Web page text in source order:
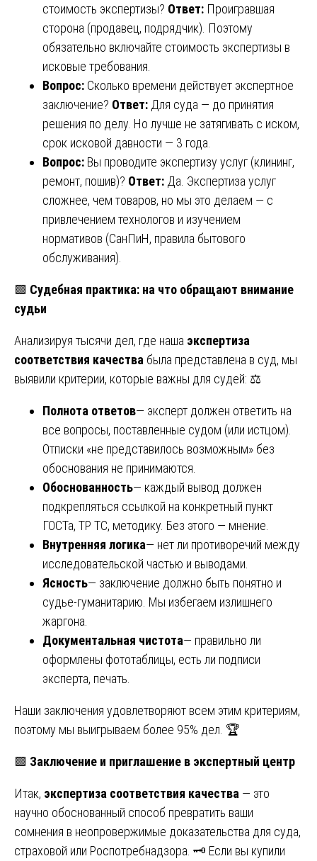
стоимость экспертизы? Ответ: Проигравшая
сторона (продавец, подрядчик). Поэтому
обязательно включайте стоимость экспертизы в
исковые требования.
Вопрос: Сколько времени действует экспертное
заключение? Ответ: Для суда — до принятия
решения по делу. Но лучше не затягивать с иском,
срок исковой давности — 3 года.
Вопрос: Вы проводите экспертизу услуг (клининг,
ремонт, пошив)? Ответ: Да. Экспертиза услуг
сложнее, чем товаров, но мы это делаем — с
привлечением технологов и изучением
нормативов (СанПиН, правила бытового
обслуживания).
🟩 Судебная практика: на что обращают внимание
судьи
Анализируя тысячи дел, где наша экспертиза
соответствия качества была представлена в суд, мы
выявили критерии, которые важны для судей: ⚖️
Полнота ответов— эксперт должен ответить на
все вопросы, поставленные судом (или истцом).
Отписки «не представилось возможным» без
обоснования не принимаются.
Обоснованность— каждый вывод должен
подкрепляться ссылкой на конкретный пункт
ГОСТа, ТР ТС, методику. Без этого — мнение.
Внутренняя логика— нет ли противоречий между
исследовательской частью и выводами.
Ясность— заключение должно быть понятно и
судье-гуманитарию. Мы избегаем излишнего
жаргона.
Документальная чистота— правильно ли
оформлены фототаблицы, есть ли подписи
эксперта, печать.
Наши заключения удовлетворяют всем этим критериям,
поэтому мы выигрываем более 95% дел. 🏆
🟩 Заключение и приглашение в экспертный центр
Итак, экспертиза соответствия качества — это
научно обоснованный способ превратить ваши
сомнения в неопровержимые доказательства для суда,
страховой или Роспотребнадзора. 🗝️ Если вы купили